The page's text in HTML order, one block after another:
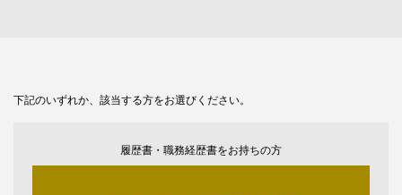
下記のいずれか、該当する方をお選びください。
履歴書・職務経歴書をお持ちの方